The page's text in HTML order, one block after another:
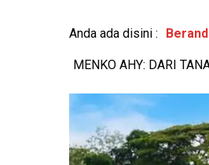
Anda ada disini :
MENKO AHY: DARI